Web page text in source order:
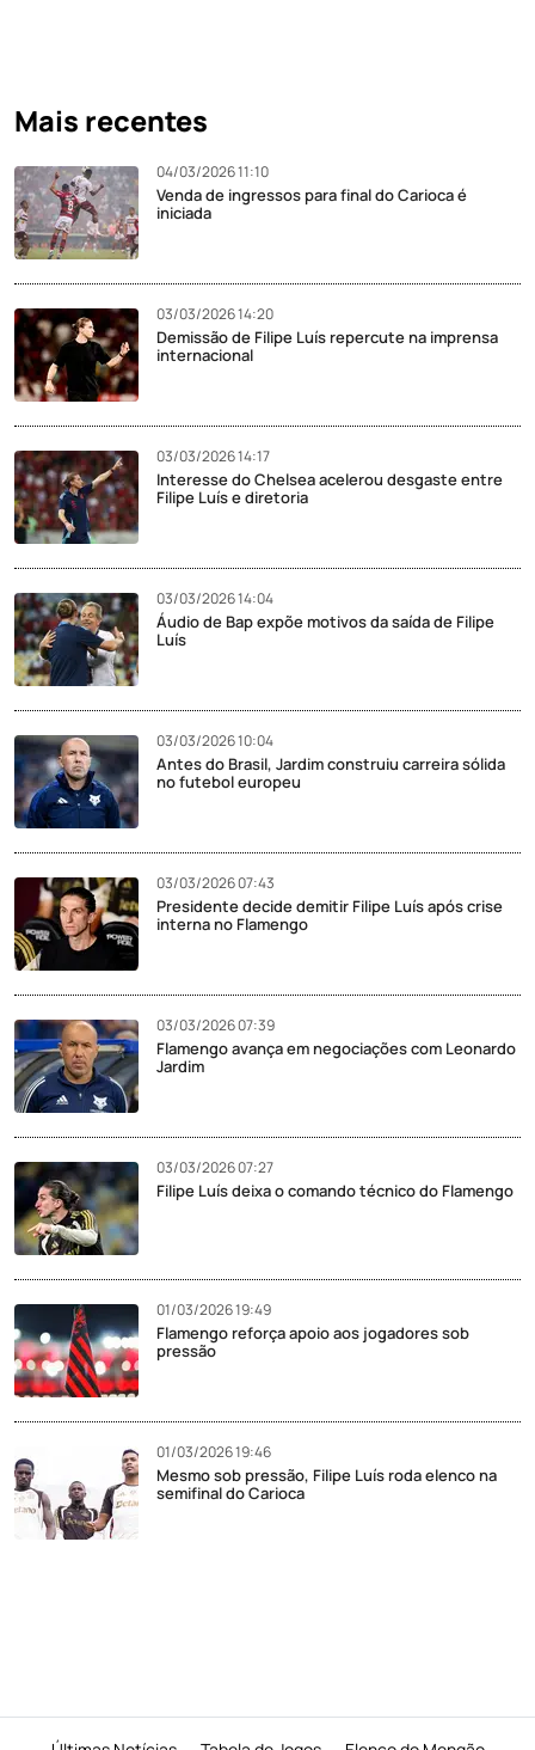
Mais recentes
04/03/2026 11:10
Venda de ingressos para final do Carioca é
iniciada
03/03/2026 14:20
Demissão de Filipe Luís repercute na imprensa
internacional
03/03/2026 14:17
Interesse do Chelsea acelerou desgaste entre
Filipe Luís e diretoria
03/03/2026 14:04
Áudio de Bap expõe motivos da saída de Filipe
Luís
03/03/2026 10:04
Antes do Brasil, Jardim construiu carreira sólida
no futebol europeu
03/03/2026 07:43
Presidente decide demitir Filipe Luís após crise
interna no Flamengo
03/03/2026 07:39
Flamengo avança em negociações com Leonardo
Jardim
03/03/2026 07:27
Filipe Luís deixa o comando técnico do Flamengo
01/03/2026 19:49
Flamengo reforça apoio aos jogadores sob
pressão
01/03/2026 19:46
Mesmo sob pressão, Filipe Luís roda elenco na
semifinal do Carioca